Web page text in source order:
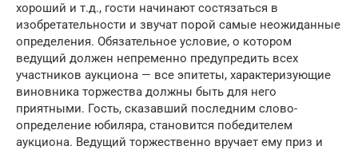
хороший и т.д., гости начинают состязаться в
изобретательности и звучат порой самые неожиданные
определения. Обязательное условие, о котором
ведущий должен непременно предупредить всех
участников аукциона — все эпитеты, характеризующие
виновника торжества должны быть для него
приятными. Гость, сказавший последним слово-
определение юбиляра, становится победителем
аукциона. Ведущий торжественно вручает ему приз и